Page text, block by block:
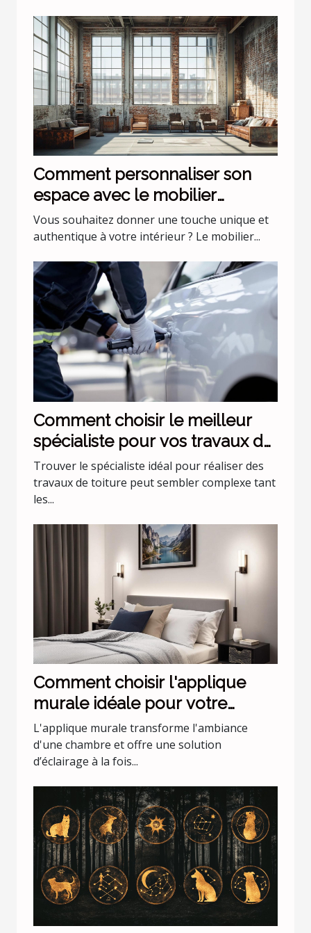
Comment personnaliser son
espace avec le mobilier
industriel ?
Vous souhaitez donner une touche unique et
authentique à votre intérieur ? Le mobilier...
Comment choisir le meilleur
spécialiste pour vos travaux de
toiture ?
Trouver le spécialiste idéal pour réaliser des
travaux de toiture peut sembler complexe tant
les...
Comment choisir l'applique
murale idéale pour votre
chambre
L'applique murale transforme l'ambiance
d'une chambre et offre une solution
d’éclairage à la fois...